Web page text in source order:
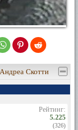
Скотти
Рейтинг:
5.225
(326)